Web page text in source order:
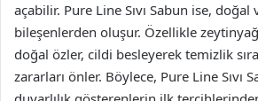
açabilir. Pure Line Sıvı Sabun ise, doğal
bileşenlerden oluşur. Özellikle
doğal özler, cildi besleyerek temizlik
zararları önler. Böylece, Pure Line Sıvı